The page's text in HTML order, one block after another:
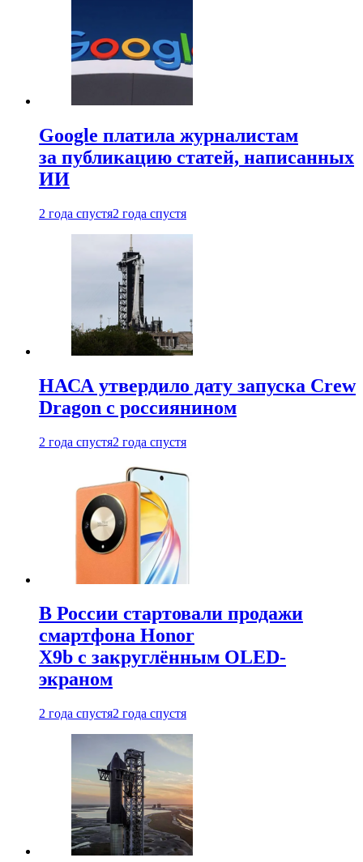
Google платила журналистам
за публикацию статей, написанных
ИИ
2 года спустя2 года спустя
НАСА утвердило дату запуска Crew
Dragon с россиянином
2 года спустя2 года спустя
В России стартовали продажи
смартфона Honor
X9b с закруглённым OLED-
экраном
2 года спустя2 года спустя